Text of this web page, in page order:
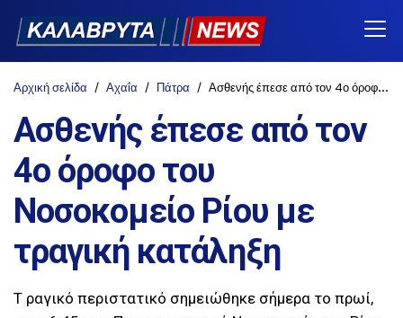
Αρχική σελίδα Αχαΐα Πάτρα Ασθενής έπεσε από τον 4ο όροφο του Νοσοκομείο Ρίου με τραγική κατάληξη
Ασθενής έπεσε από τον
4ο όροφο του
Νοσοκομείο Ρίου με
τραγική κατάληξη
Τ ραγικό περιστατικό σημειώθηκε σήμερα το πρωί,